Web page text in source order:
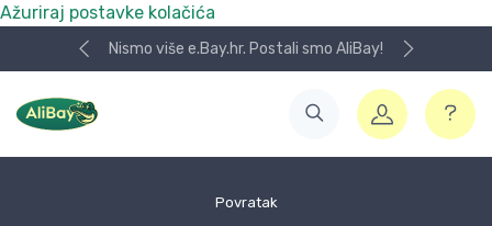
Ažuriraj postavke kolačića
Nismo više e.Bay.hr. Postali smo AliBay!
Povratak